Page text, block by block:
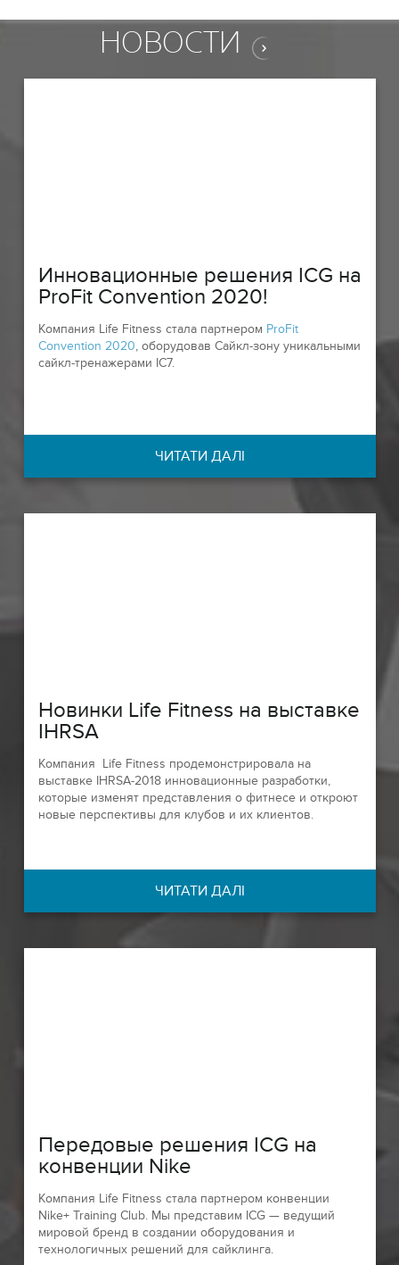
НОВОСТИ
Инновационные решения ICG на
ProFit Convention 2020!
Компания Life Fitness стала партнером ProFit
Convention 2020, оборудовав Сайкл-зону уникальными
сайкл-тренажерами IC7.
ЧИТАТИ ДАЛІ
Новинки Life Fitness на выставке
IHRSA
Компания Life Fitness продемонстрировала на
выставке IHRSA-2018 инновационные разработки,
которые изменят представления о фитнесе и откроют
новые перспективы для клубов и их клиентов.
ЧИТАТИ ДАЛІ
Передовые решения ICG на
конвенции Nike
Компания Life Fitness стала партнером конвенции
Nike+ Training Club. Мы представим ICG — ведущий
мировой бренд в создании оборудования и
технологичных решений для сайклинга.